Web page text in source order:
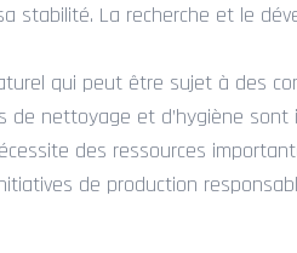
stabilité. La recherche et le
qui peut être sujet à des
nettoyage et d’hygiène sont
des ressources
de production